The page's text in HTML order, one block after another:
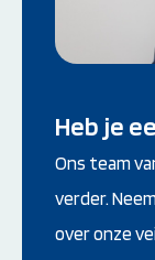
Heb je
Ons team
verder.
over onze